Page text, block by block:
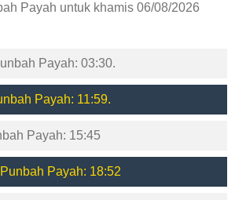
Payah untuk khamis 06/08/2026
Payah: 03:30.
Payah: 11:59.
Payah: 15:45
Payah: 18:52